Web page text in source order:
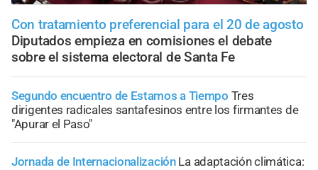
Con tratamiento preferencial para el 20 de agosto
Diputados empieza en comisiones el debate
sobre el sistema electoral de Santa Fe
Segundo encuentro de Estamos a Tiempo Tres
dirigentes radicales santafesinos entre los firmantes de
"Apurar el Paso"
Jornada de Internacionalización La adaptación climática: